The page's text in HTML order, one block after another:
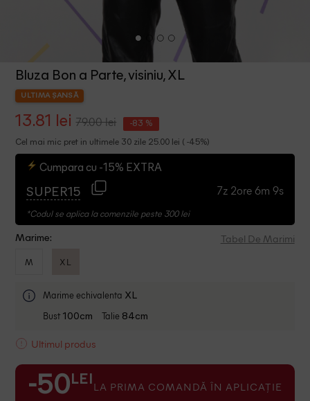
Bluza Bon a Parte, visiniu, XL
ULTIMA ȘANSĂ
13.81 lei 79.00 lei -83 %
Cel mai mic pret in ultimele 30 zile 25.00 lei ( -45%)
Cumpara cu -15% EXTRA
SUPER15 7z 2ore 6m 8s
*Codul se aplica la comenzile peste 300 lei
Marime: Tabel De Marimi
M XL
Marime echivalenta XL
Bust 100cm Talie 84cm
Ultimul produs
-50 LEI LA PRIMA COMANDĂ ÎN APLICAȚIE